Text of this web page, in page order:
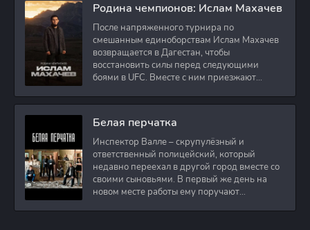
Родина чемпионов: Ислам Махачев
После напряженного турнира по
смешанным единоборствам Ислам Махачев
возвращается в Дагестан, чтобы
восстановить силы перед следующими
боями в UFC. Вместе с ним приезжают
Белая перчатка
Инспектор Валле – скрупулёзный и
ответственный полицейский, который
недавно переехал в другой город вместе со
своими сыновьями. В первый же день на
новом месте работы ему поручают